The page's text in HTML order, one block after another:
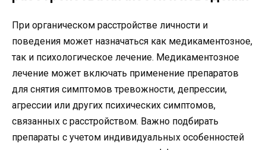
При органическом расстройстве личности и
поведения может назначаться как медикаментозное,
так и психологическое лечение. Медикаментозное
лечение может включать применение препаратов
для снятия симптомов тревожности, депрессии,
агрессии или других психических симптомов,
связанных с расстройством. Важно подбирать
препараты с учетом индивидуальных особенностей